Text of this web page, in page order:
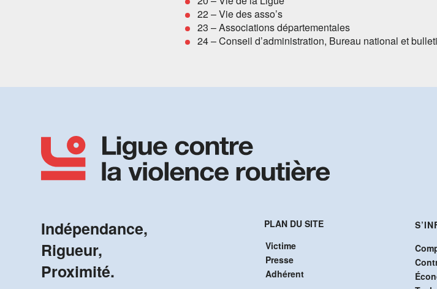
22 – Vie des asso’s
23 – Associations départementales
24 – Conseil d’administration, Bureau national et
Indépendance,
Rigueur,
Proximité.
PLAN DU SITE
Victime
Presse
Adhérent